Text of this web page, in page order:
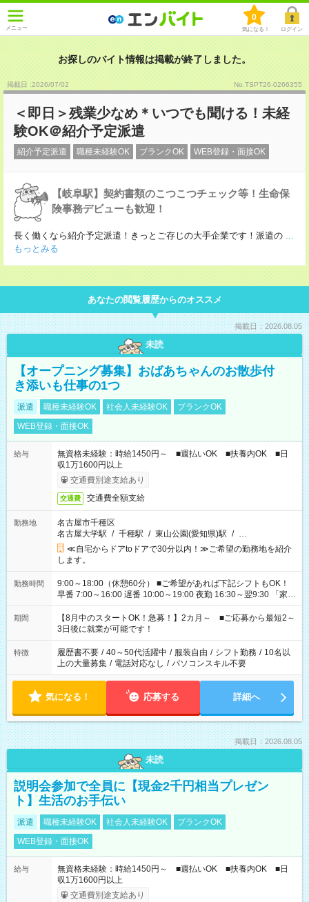
メニュー
0
気になる！ ログイン
お探しのバイト情報は掲載が終了しました。
掲載日 :2026/07/02 No.TSPT26-0266355
＜即日＞残業少なめ＊いつでも聞ける！未経
験OK＠紹介予定派遣
紹介予定派遣 職種未経験OK ブランクOK WEB登録・面接OK
【岐阜駅】契約書類のこつこつチェック等！生命保
険事務デビューも歓迎！
長く働くなら紹介予定派遣！きっとご存じの大手企業です！派遣の ...
もっとみる
あなたの閲覧履歴からのオススメ
掲載日：2026.08.05
未読
【オープニング募集】おばあちゃんのお散歩付
き添いも仕事の1つ
派遣 職種未経験OK 社会人未経験OK
ブランクOK
WEB登録・面接OK
給与
無資格未経験：時給1450円～ ■週払いOK ■扶養内OK ■日
収1万1600円以上
交通費別途支給あり
交通費 交通費全額支給
勤務地
名古屋市千種区
名古屋大学駅 / 千種駅 / 東山公園(愛知県)駅 / …
≪自宅からドアtoドアで30分以内！≫ご希望の勤務地を紹介
します。
勤務時間
9:00～18:00（休憩60分） ■ご希望があれば下記シフトもOK！
早番 7:00～16:00 遅番 10:00～19:00 夜勤 16:30～翌9:30 「家族
と休みを合わせたい」 「余裕を持って夕飯の準備がしたい」
「できれば残業はしたくない」 など、ご希望を教えてください
ね。 ※Wワーク希望の方へ 今ご覧のお仕事で希望する勤務時間
と、もう1つのお仕事の勤務時間。 合計で週40時間を超える場
合は応募できません。
期間
【8月中のスタートOK！急募！】2カ月～ ■ご応募から最短2～
3日後に就業が可能です！
特徴 履歴書不要 / 40～50代活躍中 / 服装自由 / シフト勤務 / 10名以
上の大量募集 / 電話対応なし / パソコンスキル不要
気になる！ 応募する 詳細へ
掲載日：2026.08.05
未読
説明会参加で全員に【現金2千円相当プレゼン
ト】生活のお手伝い
派遣 職種未経験OK 社会人未経験OK
ブランクOK
WEB登録・面接OK
給与
無資格未経験：時給1450円～ ■週払いOK ■扶養内OK ■日
収1万1600円以上
交通費別途支給あり